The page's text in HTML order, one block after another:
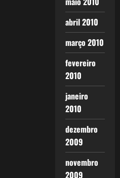
abril 2010
março 2010
fevereiro
2010
janeiro
2010
dezembro
2009
novembro
2009